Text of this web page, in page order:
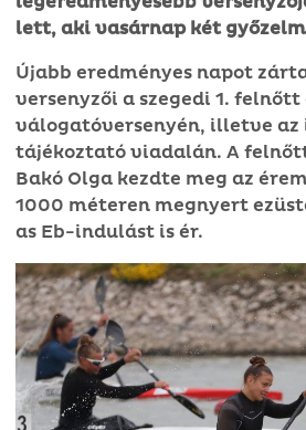
lett, aki vasárnap két
Újabb eredményes napot
versenyzői a szegedi 1. felnőtt
válogatóversenyén, illetve az
tájékoztató viadalán. A
Bakó Olga kezdte meg az
1000 méteren megnyert
as Eb-indulást is ér.